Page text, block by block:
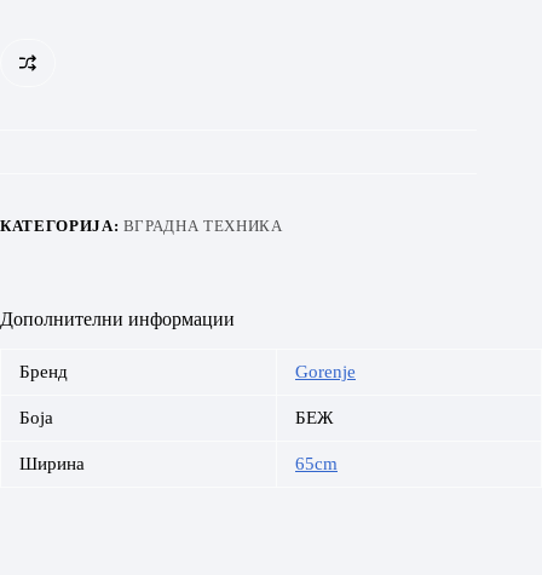
КАТЕГОРИЈА: ВГРАДНА ТЕХНИКА
Дополнителни информации
Бренд Gorenje
Боја БЕЖ
Ширина 65cm